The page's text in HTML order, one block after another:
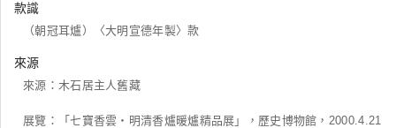
款識
（朝冠耳爐）〈大明宣德年製〉款
來源
來源：木石居主人舊藏
展覽：「七寶香雲‧明清香爐暖爐精品展」，歷史博物館，2000.4.21